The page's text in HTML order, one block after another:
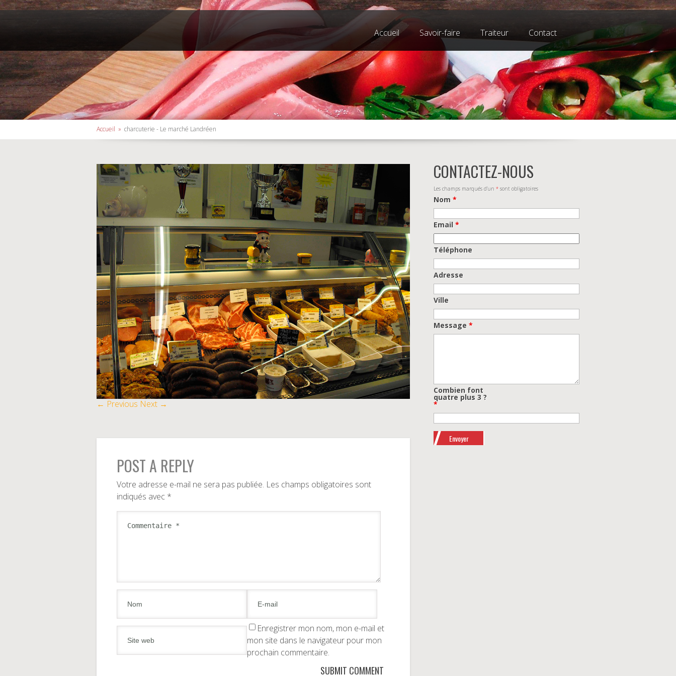
Accueil Savoir-faire Traiteur Contact
Accueil » charcuterie - Le marché Landréen
← Previous Next →
POST A REPLY
Votre adresse e-mail ne sera pas publiée. Les champs obligatoires sont
indiqués avec *
Enregistrer mon nom, mon e-mail et
mon site dans le navigateur pour mon
prochain commentaire.
CONTACTEZ-NOUS
Les champs marqués d’un * sont obligatoires
Nom *
Email *
Téléphone
Adresse
Ville
Message *
Combien font
quatre plus 3 ?
*